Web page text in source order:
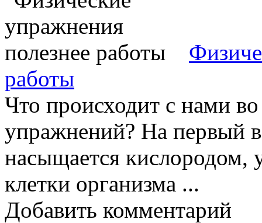
работы
Что происходит с нами
упражнений? На первый
насыщается кислородом,
клетки организма ...
Добавить комментарий